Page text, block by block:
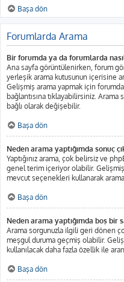
Başa dön
Forumlarda Arama
Bir forumda ya da forumlarda
Ana sayfa görüntülenirken, forum
yerleşik arama kutusunun içerisine
Gelişmiş arama yapmak için
bağlantısına tıklayabilirsiniz. Arama
bağlı olarak değişebilir.
Başa dön
Neden arama yaptığımda sonuç
Yaptığınız arama, çok belirsiz ve
genel terim içeriyor olabilir.
mevcut seçenekleri kullanarak
Başa dön
Neden arama yaptığımda boş bir
Arama sorgunuzla ilgili geri dönen
meşgul duruma geçmiş olabilir.
kullanılacak daha fazla özellik ile
Başa dön